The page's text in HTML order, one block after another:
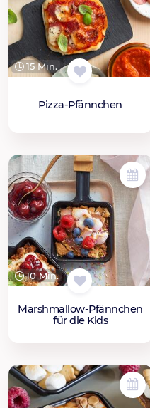
15 Min.
Pizza-Pfännchen
10 Min.
Marshmallow-Pfännchen
für die Kids